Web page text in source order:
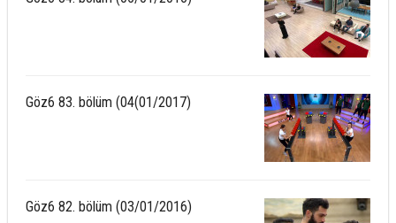
Göz6 83. bölüm (04(01/2017)
Göz6 82. bölüm (03/01/2016)